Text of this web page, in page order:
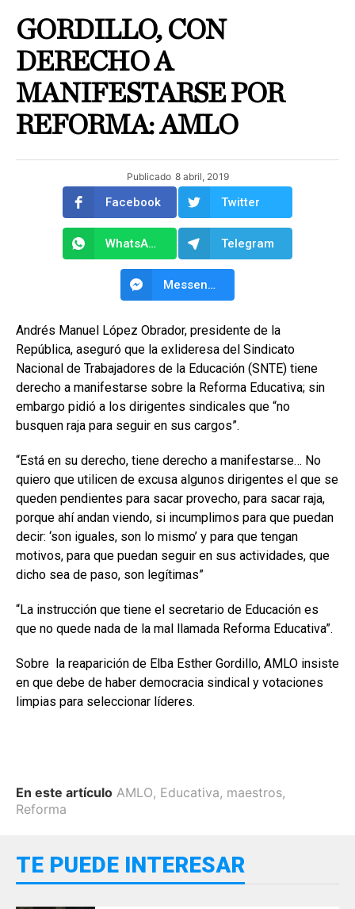
GORDILLO, CON
DERECHO A
MANIFESTARSE POR
REFORMA: AMLO
Publicado 8 abril, 2019
Facebook Twitter
WhatsApp Telegram
Messenger
Andrés Manuel López Obrador, presidente de la
República, aseguró que la exlideresa del Sindicato
Nacional de Trabajadores de la Educación (SNTE) tiene
derecho a manifestarse sobre la Reforma Educativa; sin
embargo pidió a los dirigentes sindicales que “no
busquen raja para seguir en sus cargos”.
“Está en su derecho, tiene derecho a manifestarse… No
quiero que utilicen de excusa algunos dirigentes el que se
queden pendientes para sacar provecho, para sacar raja,
porque ahí andan viendo, si incumplimos para que puedan
decir: ‘son iguales, son lo mismo’ y para que tengan
motivos, para que puedan seguir en sus actividades, que
dicho sea de paso, son legítimas”
“La instrucción que tiene el secretario de Educación es
que no quede nada de la mal llamada Reforma Educativa”.
Sobre la reaparición de Elba Esther Gordillo, AMLO insiste
en que debe de haber democracia sindical y votaciones
limpias para seleccionar líderes.
En este artículo AMLO, Educativa, maestros,
Reforma
TE PUEDE INTERESAR